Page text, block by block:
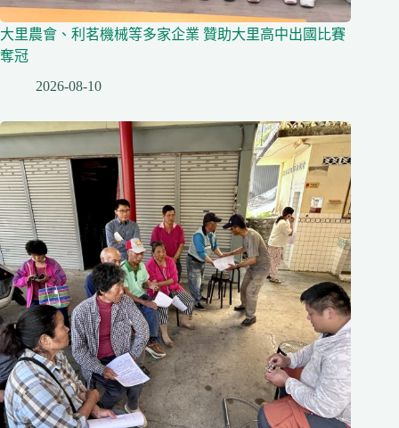
大里農會、利茗機械等多家企業 贊助大里高中出國比賽
奪冠
2026-08-10